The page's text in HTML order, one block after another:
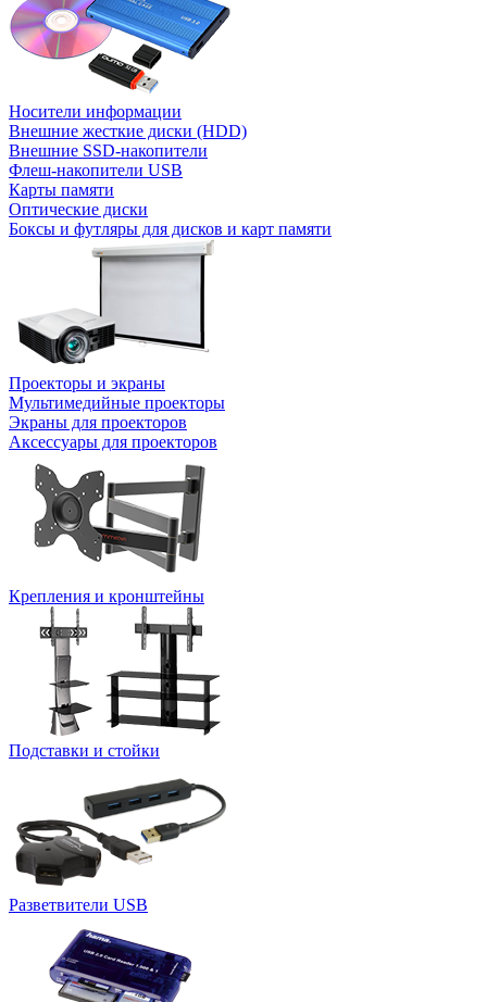
Носители информации
Внешние жесткие диски (HDD)
Внешние SSD-накопители
Флеш-накопители USB
Карты памяти
Оптические диски
Боксы и футляры для дисков и карт памяти
Проекторы и экраны
Мультимедийные проекторы
Экраны для проекторов
Аксессуары для проекторов
Крепления и кронштейны
Подставки и стойки
Разветвители USB